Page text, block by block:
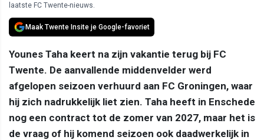
laatste FC Twente-nieuws.
Maak Twente Insite je Google-favoriet
Younes Taha keert na zijn vakantie terug bij FC
Twente. De aanvallende middenvelder werd
afgelopen seizoen verhuurd aan FC Groningen, waar
hij zich nadrukkelijk liet zien. Taha heeft in Enschede
nog een contract tot de zomer van 2027, maar het is
de vraag of hij komend seizoen ook daadwerkelijk in